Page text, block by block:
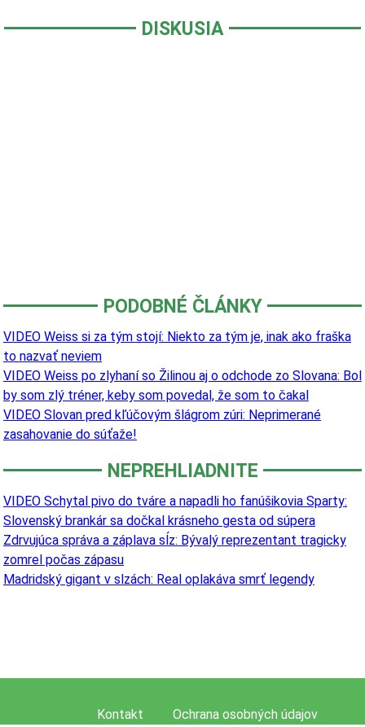
DISKUSIA
PODOBNÉ ČLÁNKY
VIDEO Weiss si za tým stojí: Niekto za tým je, inak ako fraška
to nazvať neviem
VIDEO Weiss po zlyhaní so Žilinou aj o odchode zo Slovana: Bol
by som zlý tréner, keby som povedal, že som to čakal
VIDEO Slovan pred kľúčovým šlágrom zúri: Neprimerané
zasahovanie do súťaže!
NEPREHLIADNITE
VIDEO Schytal pivo do tváre a napadli ho fanúšikovia Sparty:
Slovenský brankár sa dočkal krásneho gesta od súpera
Zdrvujúca správa a záplava sĺz: Bývalý reprezentant tragicky
zomrel počas zápasu
Madridský gigant v slzách: Real oplakáva smrť legendy
Kontakt Ochrana osobných údajov